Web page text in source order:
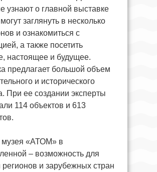
узнают о главной выставке
заглянуть в несколько
и ознакомиться с
а также посетить
настоящее и будущее.
предлагает большой объем
и исторического
При ее создании эксперты
114 объектов и 613
музея «АТОМ» в
– возможность для
регионов и зарубежных стран